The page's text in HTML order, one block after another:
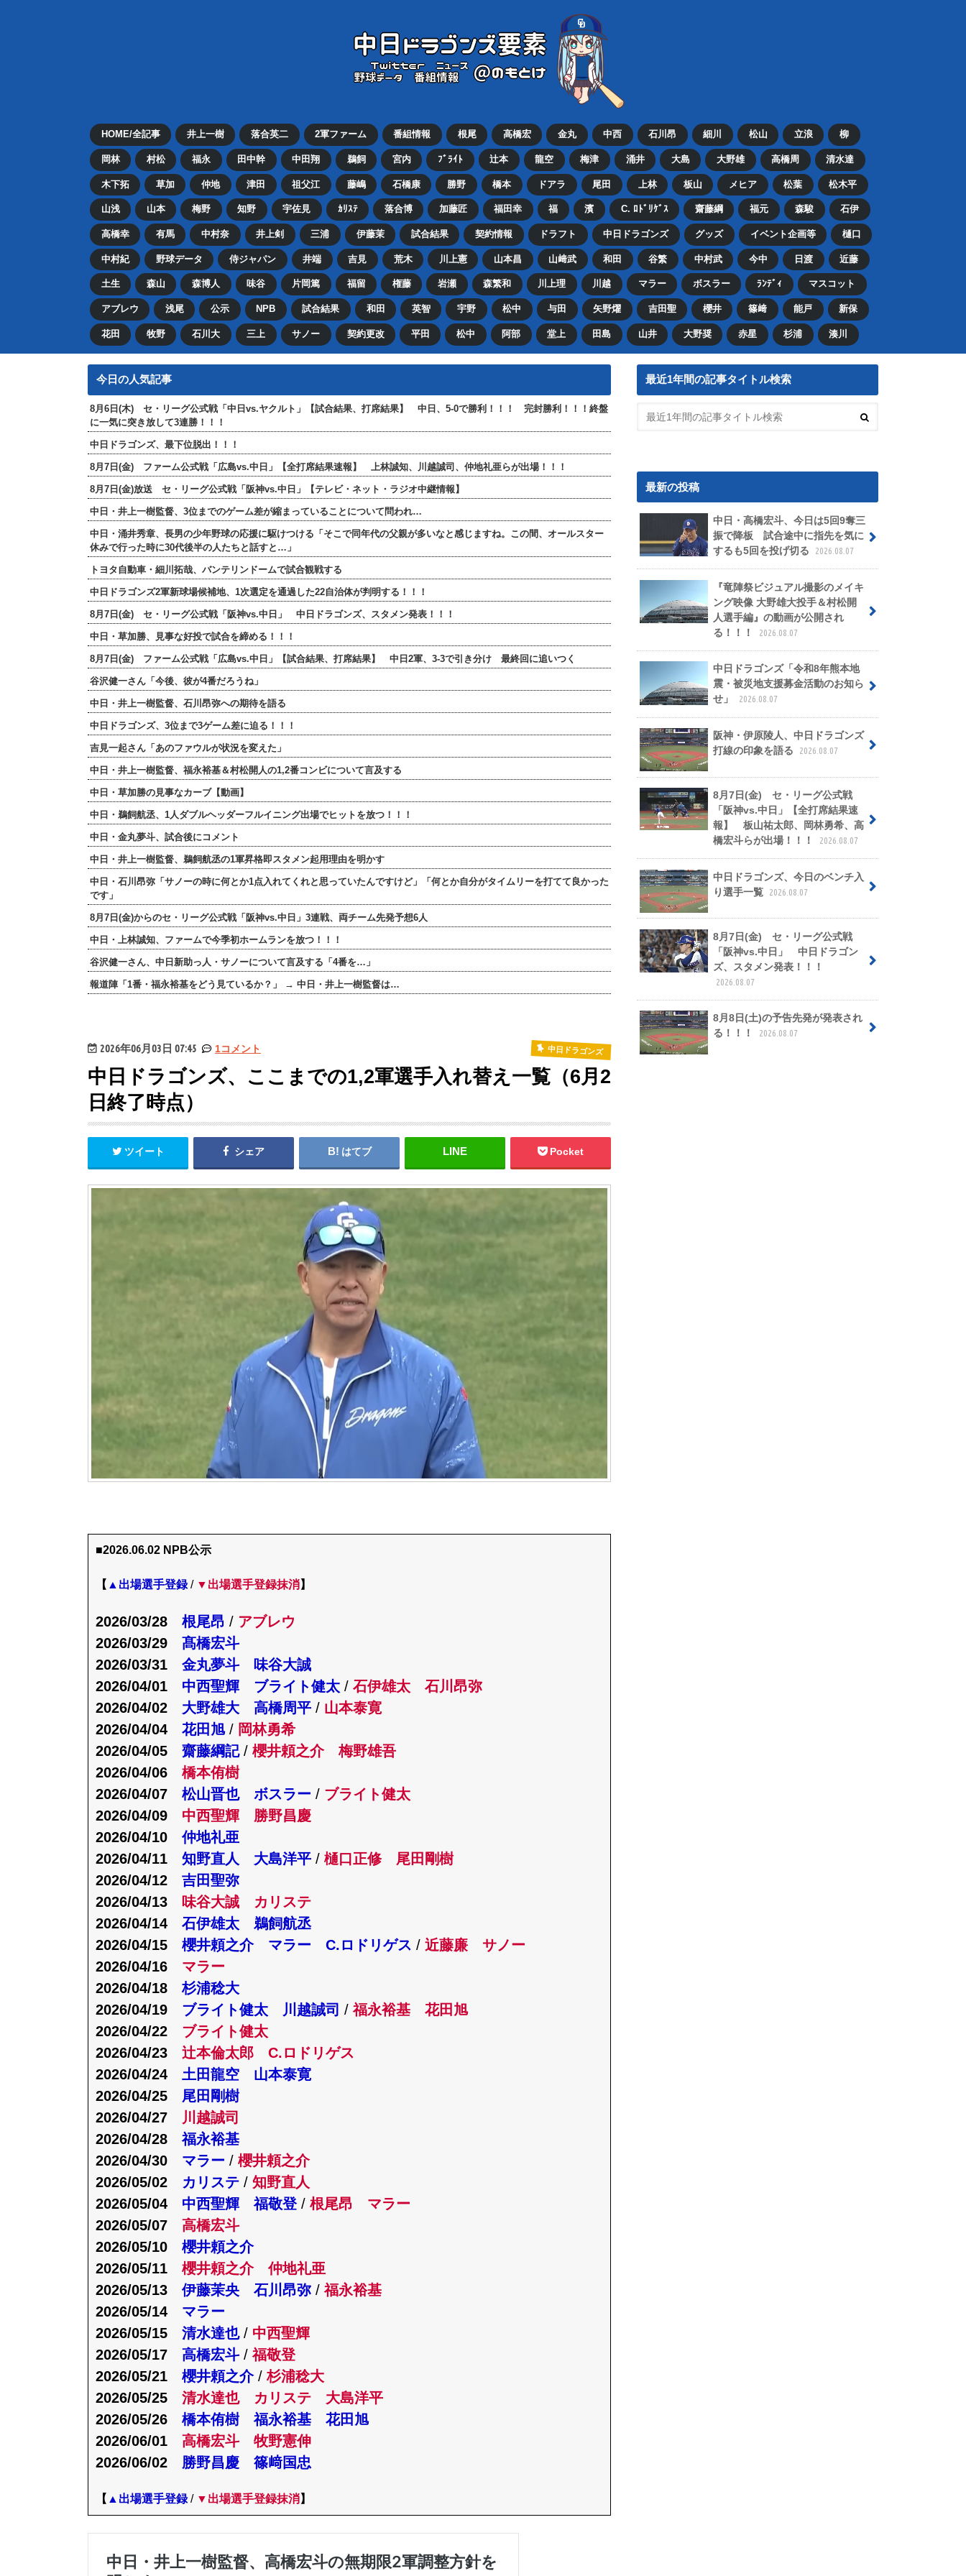
HOME/全記事 井上一樹 落合英二 2軍ファーム 番組情報 根尾 高橋宏 金丸 中西 石川昂 細川 松山 立浪 柳
岡林 村松 福永 田中幹 中田翔 鵜飼 宮内 ﾌﾞﾗｲﾄ 辻本 龍空 梅津 涌井 大島 大野雄 高橋周 清水達
木下拓 草加 仲地 津田 祖父江 藤嶋 石橋康 勝野 橋本 ドアラ 尾田 上林 板山 メヒア 松葉 松木平
山浅 山本 梅野 知野 宇佐見 ｶﾘｽﾃ 落合博 加藤匠 福田幸 福 濱 C. ﾛﾄﾞﾘｹﾞｽ 齋藤綱 福元 森駿 石伊
高橋幸 有馬 中村奈 井上剣 三浦 伊藤茉 試合結果 契約情報 ドラフト 中日ドラゴンズ グッズ イベント企画等 樋口
中村紀 野球データ 侍ジャパン 井端 吉見 荒木 川上憲 山本昌 山﨑武 和田 谷繁 中村武 今中 日渡 近藤
土生 森山 森博人 味谷 片岡篤 福留 権藤 岩瀬 森繁和 川上理 川越 マラー ボスラー ﾗﾝﾃﾞｨ マスコット
アブレウ 浅尾 公示 NPB 試合結果 和田 英智 宇野 松中 与田 矢野燿 吉田聖 櫻井 篠﨑 能戸 新保
花田 牧野 石川大 三上 サノー 契約更改 平田 松中 阿部 堂上 田島 山井 大野奨 赤星 杉浦 湊川
今日の人気記事
8月6日(木) セ・リーグ公式戦「中日vs.ヤクルト」【試合結果、打席結果】 中日、5-0で勝利！！！ 完封勝利！！！終盤
に一気に突き放して3連勝！！！
中日ドラゴンズ、最下位脱出！！！
8月7日(金) ファーム公式戦「広島vs.中日」【全打席結果速報】 上林誠知、川越誠司、仲地礼亜らが出場！！！
8月7日(金)放送 セ・リーグ公式戦「阪神vs.中日」【テレビ・ネット・ラジオ中継情報】
中日・井上一樹監督、3位までのゲーム差が縮まっていることについて問われ…
中日・涌井秀章、長男の少年野球の応援に駆けつける「そこで同年代の父親が多いなと感じますね。この間、オールスター
休みで行った時に30代後半の人たちと話すと…」
トヨタ自動車・細川拓哉、バンテリンドームで試合観戦する
中日ドラゴンズ2軍新球場候補地、1次選定を通過した22自治体が判明する！！！
8月7日(金) セ・リーグ公式戦「阪神vs.中日」 中日ドラゴンズ、スタメン発表！！！
中日・草加勝、見事な好投で試合を締める！！！
8月7日(金) ファーム公式戦「広島vs.中日」【試合結果、打席結果】 中日2軍、3-3で引き分け 最終回に追いつく
谷沢健一さん「今後、彼が4番だろうね」
中日・井上一樹監督、石川昂弥への期待を語る
中日ドラゴンズ、3位まで3ゲーム差に迫る！！！
吉見一起さん「あのファウルが状況を変えた」
中日・井上一樹監督、福永裕基＆村松開人の1,2番コンビについて言及する
中日・草加勝の見事なカーブ【動画】
中日・鵜飼航丞、1人ダブルヘッダーフルイニング出場でヒットを放つ！！！
中日・金丸夢斗、試合後にコメント
中日・井上一樹監督、鵜飼航丞の1軍昇格即スタメン起用理由を明かす
中日・石川昂弥「サノーの時に何とか1点入れてくれと思っていたんですけど」「何とか自分がタイムリーを打てて良かった
です」
8月7日(金)からのセ・リーグ公式戦「阪神vs.中日」3連戦、両チーム先発予想6人
中日・上林誠知、ファームで今季初ホームランを放つ！！！
谷沢健一さん、中日新助っ人・サノーについて言及する「4番を…」
報道陣「1番・福永裕基をどう見ているか？」 → 中日・井上一樹監督は…
2026年06月03日 07:45 1コメント 中日ドラゴンズ
中日ドラゴンズ、ここまでの1,2軍選手入れ替え一覧（6月2
日終了時点）
ツイート シェア はてブ Pocket
■2026.06.02 NPB公示
【 ▲出場選手登録/ ▼出場選手登録抹消】
2026/03/28 根尾昂 / アブレウ
2026/03/29 髙橋宏斗
2026/03/31 金丸夢斗 味谷大誠
2026/04/01
中西聖輝 ブライト健太 / 石伊雄太 石川昂弥
2026/04/02
大野雄大 高橋周平 / 山本泰寛
2026/04/04
花田旭/ 岡林勇希
2026/04/05
齋藤綱記/ 櫻井頼之介 梅野雄吾
2026/04/06
橋本侑樹
2026/04/07
松山晋也 ボスラー / ブライト健太
2026/04/09
中西聖輝 勝野昌慶
2026/04/10
仲地礼亜
2026/04/11
知野直人 大島洋平 / 樋口正修 尾田剛樹
2026/04/12
吉田聖弥
2026/04/13
味谷大誠 カリステ
2026/04/14
石伊雄太 鵜飼航丞
2026/04/15
櫻井頼之介 マラー C.ロドリゲス / 近藤廉 サノー
2026/04/16
マラー
2026/04/18
杉浦稔大
2026/04/19
ブライト健太 川越誠司 /福永裕基 花田旭
2026/04/22
ブライト健太
2026/04/23
辻本倫太郎 C.ロドリゲス
2026/04/24
土田龍空 山本泰寛
2026/04/25
尾田剛樹
2026/04/27
川越誠司
2026/04/28
福永裕基
2026/04/30
マラー / 櫻井頼之介
2026/05/02
カリステ / 知野直人
2026/05/04
中西聖輝 福敬登/ 根尾昂 マラー
2026/05/07
高橋宏斗
2026/05/10
櫻井頼之介
2026/05/11
櫻井頼之介仲地礼亜
2026/05/13
伊藤茉央 石川昂弥 /福永裕基
2026/05/14
マラー
2026/05/15
清水達也/ 中西聖輝
2026/05/17
高橋宏斗/福敬登
2026/05/21
櫻井頼之介/杉浦稔大
2026/05/25
清水達也 カリステ 大島洋平
2026/05/26
橋本侑樹 福永裕基 花田旭
2026/06/01
高橋宏斗 牧野憲伸
2026/06/02
勝野昌慶 篠﨑国忠
【 ▲出場選手登録/ ▼出場選手登録抹消】
最近1年間の記事タイトル検索
最新の投稿
中日・高橋宏斗、今日は5回9奪三
振で降板 試合途中に指先を気に
するも5回を投げ切る
2026.08.07
『竜陣祭ビジュアル撮影のメイキ
ング映像 大野雄大投手＆村松開
人選手編』の動画が公開され
る！！！
2026.08.07
中日ドラゴンズ「令和8年熊本地
震・被災地支援募金活動のお知ら
せ」
2026.08.07
阪神・伊原陵人、中日ドラゴンズ
打線の印象を語る
2026.08.07
8月7日(金) セ・リーグ公式戦
「阪神vs.中日」【全打席結果速
報】 板山祐太郎、岡林勇希、高
橋宏斗らが出場！！！
2026.08.07
中日ドラゴンズ、今日のベンチ入
り選手一覧
2026.08.07
8月7日(金) セ・リーグ公式戦
「阪神vs.中日」 中日ドラゴン
ズ、スタメン発表！！！
2026.08.07
8月8日(土)の予告先発が発表され
る！！！
2026.08.07